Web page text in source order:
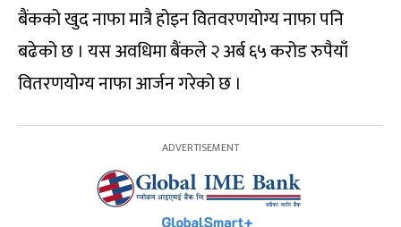
बैंकको खुद नाफा मात्रै होइन वितवरणयोग्य नाफा पनि
बढेको छ । यस अवधिमा बैंकले २ अर्ब ६५ करोड रुपैयाँ
वितरणयोग्य नाफा आर्जन गरेको छ ।